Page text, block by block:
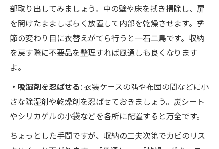
部取り出してみましょう。中の壁や床を拭き掃除し、扉
を開けたまましばらく放置して内部を乾燥させます。季
節の変わり目に衣替えがてら行うと一石二鳥です。収納
を戻す際に不要品を整理すれば風通しも良くなります
よ。
・吸湿剤を忍ばせる: 衣装ケースの隅や布団の間などに小
さな除湿剤や乾燥剤を忍ばせておきましょう。炭シート
やシリカゲルの小袋などを各所に配置すると万全です。
ちょっとした手間ですが、収納の工夫次第でカビのリス